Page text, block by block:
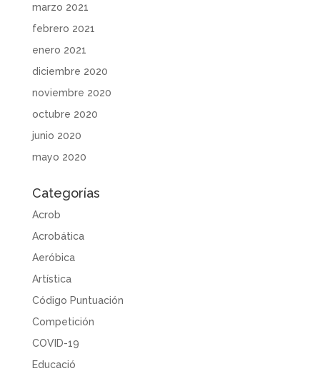
marzo 2021
febrero 2021
enero 2021
diciembre 2020
noviembre 2020
octubre 2020
junio 2020
mayo 2020
Categorías
Acrob
Acrobática
Aeróbica
Artística
Código Puntuación
Competición
COVID-19
Educació